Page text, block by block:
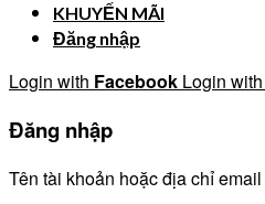
KHUYẾN MÃI
Đăng nhập
Login with Facebook Login with
Đăng nhập
Tên tài khoản hoặc địa chỉ email